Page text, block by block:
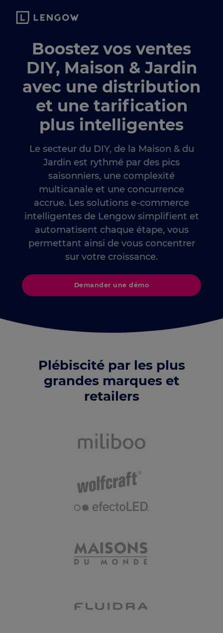
Boostez vos ventes
DIY, Maison & Jardin
avec une distribution
et une tarification
plus intelligentes
Le secteur du DIY, de la Maison & du
Jardin est rythmé par des pics
saisonniers, une complexité
multicanale et une concurrence
accrue. Les solutions e-commerce
intelligentes de Lengow simplifient et
automatisent chaque étape, vous
permettant ainsi de vous concentrer
sur votre croissance.
Demander une démo
Plébiscité par les plus
grandes marques et
retailers